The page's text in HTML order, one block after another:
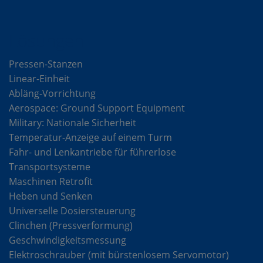
Pressen-Stanzen
Linear-Einheit
Abläng-Vorrichtung
Aerospace: Ground Support Equipment
Military: Nationale Sicherheit
Temperatur-Anzeige auf einem Turm
Fahr- und Lenkantriebe für führerlose
Transportsysteme
Maschinen Retrofit
Heben und Senken
Universelle Dosiersteuerung
Clinchen (Pressverformung)
Geschwindigkeitsmessung
Elektroschrauber (mit bürstenlosem Servomotor)